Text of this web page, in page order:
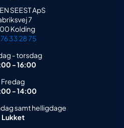
SEEST ApS
7
Kolding
76 33 28 75
- torsdag
- 16:00
Fredag
- 14:00
samt helligdage
Lukket